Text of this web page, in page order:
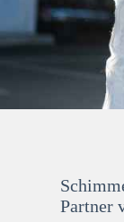
Partner